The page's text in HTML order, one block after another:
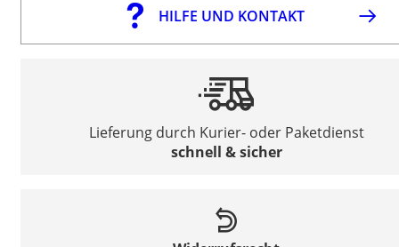
HILFE UND KONTAKT
Lieferung durch Kurier- oder Paketdienst
schnell & sicher